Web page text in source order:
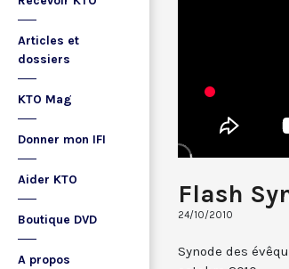
Articles et
dossiers
KTO Mag
Donner mon IFI
Aider KTO
Boutique DVD
A propos
Flash
24/10/2010
Synode des